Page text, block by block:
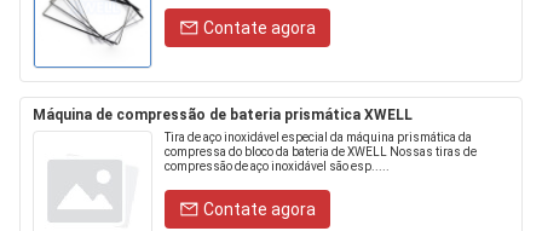
Contate agora
Máquina de compressão de bateria prismática XWELL
Tira de aço inoxidável especial da máquina prismática da
compressa do bloco da bateria de XWELL Nossas tiras de
compressão de aço inoxidável são esp.....
Contate agora